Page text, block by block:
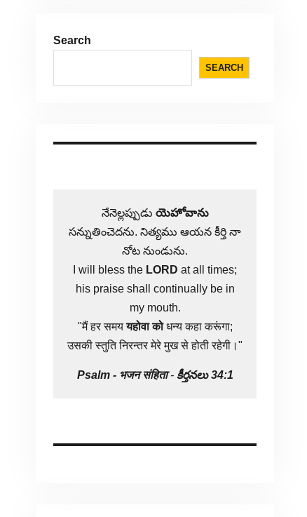
Search
SEARCH
నేనెల్లప్పుడు యెహోవాను
సన్నుతించెదను. నిత్యము ఆయన కీర్తి నా
నోట నుండును.
I will bless the LORD at all times;
his praise shall continually be in
my mouth.
"मैं हर समययहोवा कोधन्य कहा करूंगा;
उसकी स्तुति निरन्तर मेरे मुख से होती रहेगी।"
Psalm - भजन संहिता- కీర్తనలు 34:1